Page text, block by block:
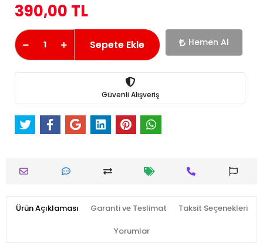
390,00 TL
Sepete Ekle Hemen Al
Güvenli Alışveriş
Ürün Açıklaması Garanti ve Teslimat Taksit Seçenekleri
Yorumlar